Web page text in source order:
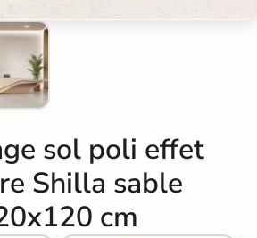
sol poli effet
Shilla sable
cm